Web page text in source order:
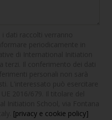
[privacy e cookie policy]